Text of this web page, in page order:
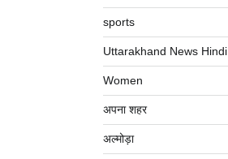
sports
Uttarakhand News Hindi
Women
अपना शहर
अल्मोड़ा